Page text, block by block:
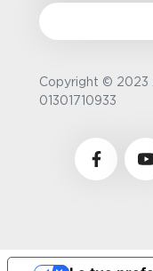
Copyright © 2023
01301710933